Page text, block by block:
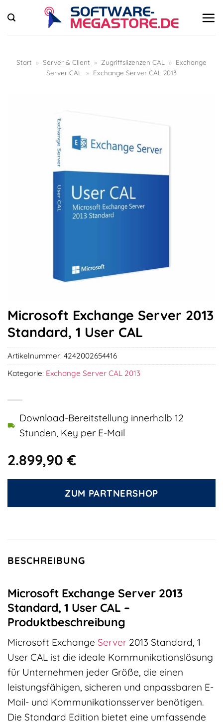
Inhalt
springen
Start » Server & Client » Zugriffslizenzen CAL » Exchange
Server CAL
» Exchange Server CAL 2013
Microsoft Exchange Server 2013
Standard, 1 User CAL
2.899,90€
Download-Bereitstellung innerhalb 12
Stunden, Key per E-Mail
ZUM PARTNERSHOP
Artikelnummer: 4242002654416
Kategorie: Exchange Server CAL 2013
BESCHREIBUNG
Microsoft Exchange Server 2013
Standard, 1 User CAL –
Produktbeschreibung
Microsoft Exchange Server 2013 Standard, 1
User CAL ist die ideale Kommunikationslösung
für Unternehmen jeder Größe, die einen
leistungsfähigen, sicheren und anpassbaren E-
Mail- und Kommunikationsserver benötigen.
Die Standard Edition bietet eine umfassende